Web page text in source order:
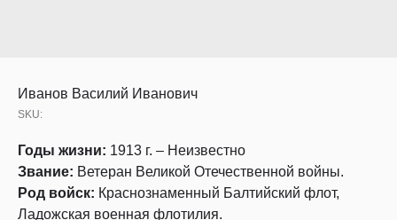
Иванов Василий Иванович
SKU:
Годы жизни: 1913 г. – Неизвестно
Звание: Ветеран Великой Отечественной войны.
Род войск: Краснознаменный Балтийский флот,
Ладожская военная флотилия.